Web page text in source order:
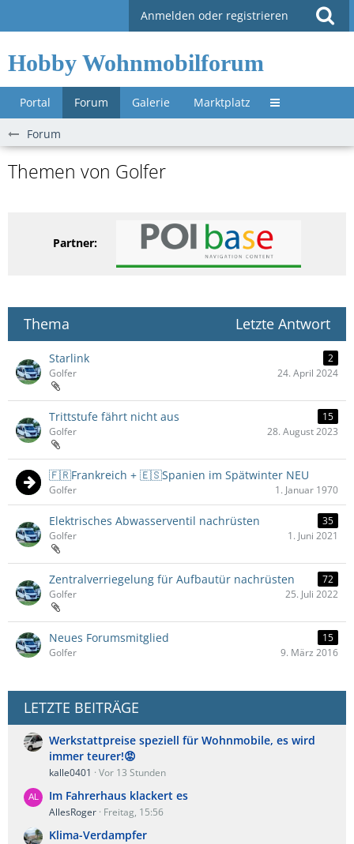
Anmelden oder registrieren
Hobby Wohnmobilforum
Portal Forum Galerie Marktplatz Untermenü »
Forum
Themen von Golfer
Partner:
Thema Letzte Antwort
Starlink
2
Golfer
24. April 2024
Trittstufe fährt nicht aus
15
Golfer
28. August 2023
🇫🇷Frankreich + 🇪🇸Spanien im Spätwinter NEU
Golfer 1. Januar 1970
Elektrisches Abwasserventil nachrüsten
35
Golfer
1. Juni 2021
Zentralverriegelung für Aufbautür nachrüsten
72
Golfer
25. Juli 2022
Neues Forumsmitglied
15
Golfer
9. März 2016
LETZTE BEITRÄGE
Werkstattpreise speziell für Wohnmobile, es wird
immer teurer!😡
kalle0401 Vor 13 Stunden
Im Fahrerhaus klackert es
AllesRoger Freitag, 15:56
Klima-Verdampfer